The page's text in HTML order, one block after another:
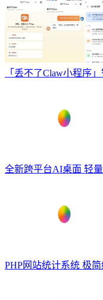
「丢不了Claw小程序
全新跨平台AI桌面 轻
PHP网站统计系统 极